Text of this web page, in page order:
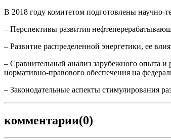
В 2018 году комитетом подготовлены научно-
– Перспективы развития
– Развитие распределенной энергетики, ее
– Сравнительный анализ зарубежного опыта и
нормативно-правового обеспечения на
– Законодательные аспекты стимулирования
комментарии(0)